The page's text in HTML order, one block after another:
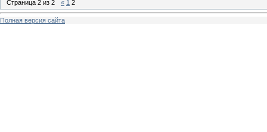
Страница 2 из 2 « 1 2
Полная версия сайта